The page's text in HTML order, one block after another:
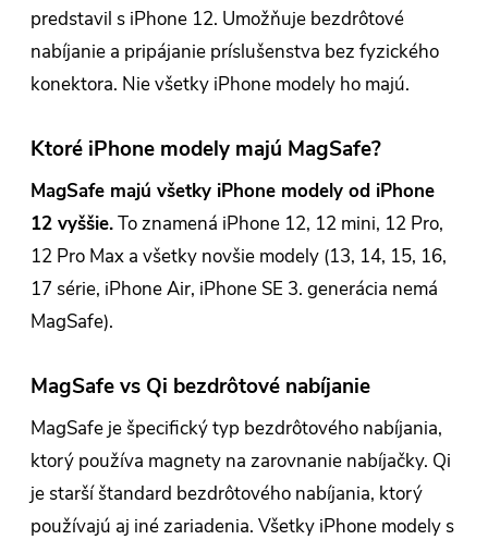
predstavil s iPhone 12. Umožňuje bezdrôtové
nabíjanie a pripájanie príslušenstva bez fyzického
konektora. Nie všetky iPhone modely ho majú.
Ktoré iPhone modely majú MagSafe?
MagSafe majú všetky iPhone modely od iPhone
12 vyššie.To znamená iPhone 12, 12 mini, 12 Pro,
12 Pro Max a všetky novšie modely (13, 14, 15, 16,
17 série, iPhone Air, iPhone SE 3. generácia nemá
MagSafe).
MagSafe vs Qi bezdrôtové nabíjanie
MagSafe je špecifický typ bezdrôtového nabíjania,
ktorý používa magnety na zarovnanie nabíjačky. Qi
je starší štandard bezdrôtového nabíjania, ktorý
používajú aj iné zariadenia. Všetky iPhone modely s